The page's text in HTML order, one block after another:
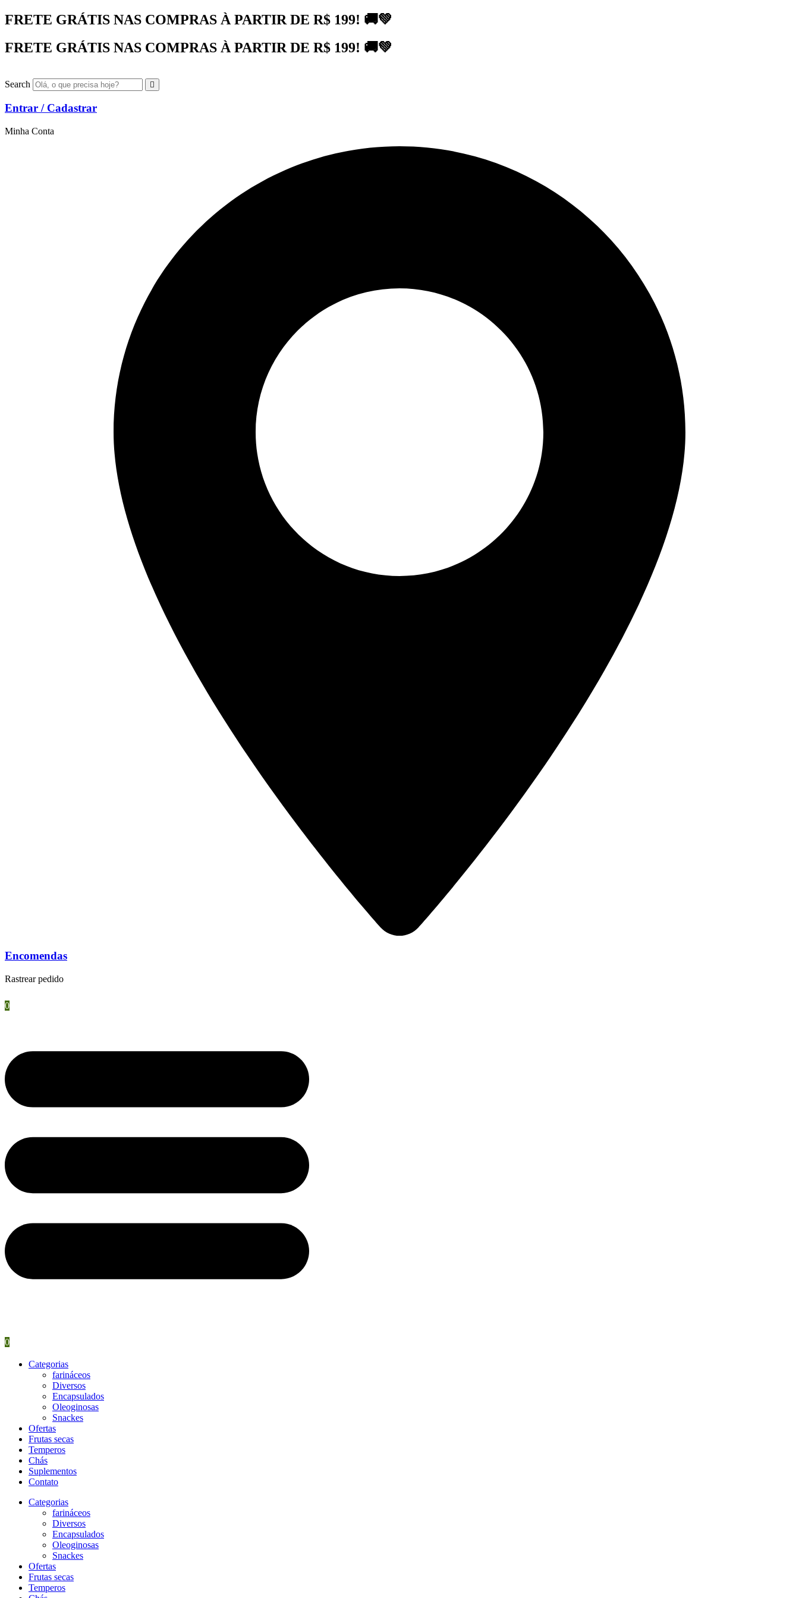
Ir
para
conteúdo
FRETE GRÁTIS NAS COMPRAS À PARTIR DE R$ 199! 🚚💚
FRETE GRÁTIS NAS COMPRAS À PARTIR DE R$ 199! 🚚💚
Search
Entrar / Cadastrar
Minha Conta
Encomendas
Rastrear pedido
0
0
Categorias
farináceos
Diversos
Encapsulados
Oleoginosas
Snackes
Ofertas
Frutas secas
Temperos
Chás
Suplementos
Contato
Categorias
farináceos
Diversos
Encapsulados
Oleoginosas
Snackes
Ofertas
Frutas secas
Temperos